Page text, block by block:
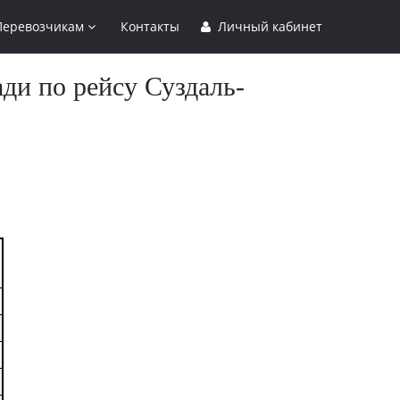
Контакты Личный кабинет
по рейсу Суздаль-